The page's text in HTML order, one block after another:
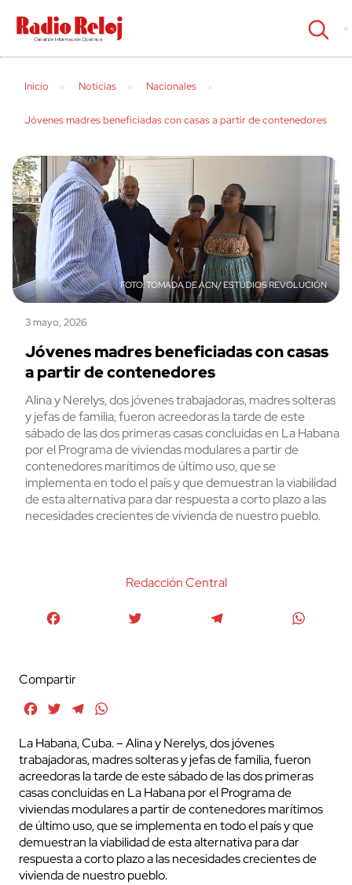
cerrar
Inicio Noticias Nacionales
Jóvenes madres beneficiadas con casas a partir de contenedores
TOMADA DE ACN/ ESTUDIOS REVOLUCIÓN
3 mayo, 2026
Jóvenes madres beneficiadas con casas
a partir de contenedores
Alina y Nerelys, dos jóvenes trabajadoras, madres solteras
y jefas de familia, fueron acreedoras la tarde de este
sábado de las dos primeras casas concluidas en La Habana
por el Programa de viviendas modulares a partir de
contenedores marítimos de último uso, que se
implementa en todo el país y que demuestran la viabilidad
de esta alternativa para dar respuesta a corto plazo a las
necesidades crecientes de vivienda de nuestro pueblo.
Redacción Central
Compartir
FacebookTwitterTelegram
La Habana, Cuba. – Alina y Nerelys, dos jóvenes
trabajadoras, madres solteras y jefas de familia, fueron
acreedoras la tarde de este sábado de las dos primeras
casas concluidas en La Habana por el Programa de
viviendas modulares a partir de contenedores marítimos
de último uso, que se implementa en todo el país y que
demuestran la viabilidad de esta alternativa para dar
respuesta a corto plazo a las necesidades crecientes de
vivienda de nuestro pueblo.